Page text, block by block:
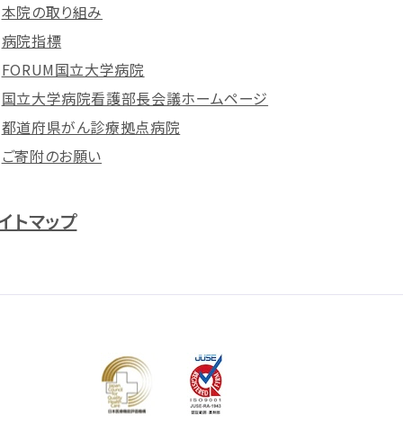
本院の取り組み
病院指標
FORUM国立大学病院
国立大学病院看護部長会議ホームページ
都道府県がん診療拠点病院
ご寄附のお願い
トマップ